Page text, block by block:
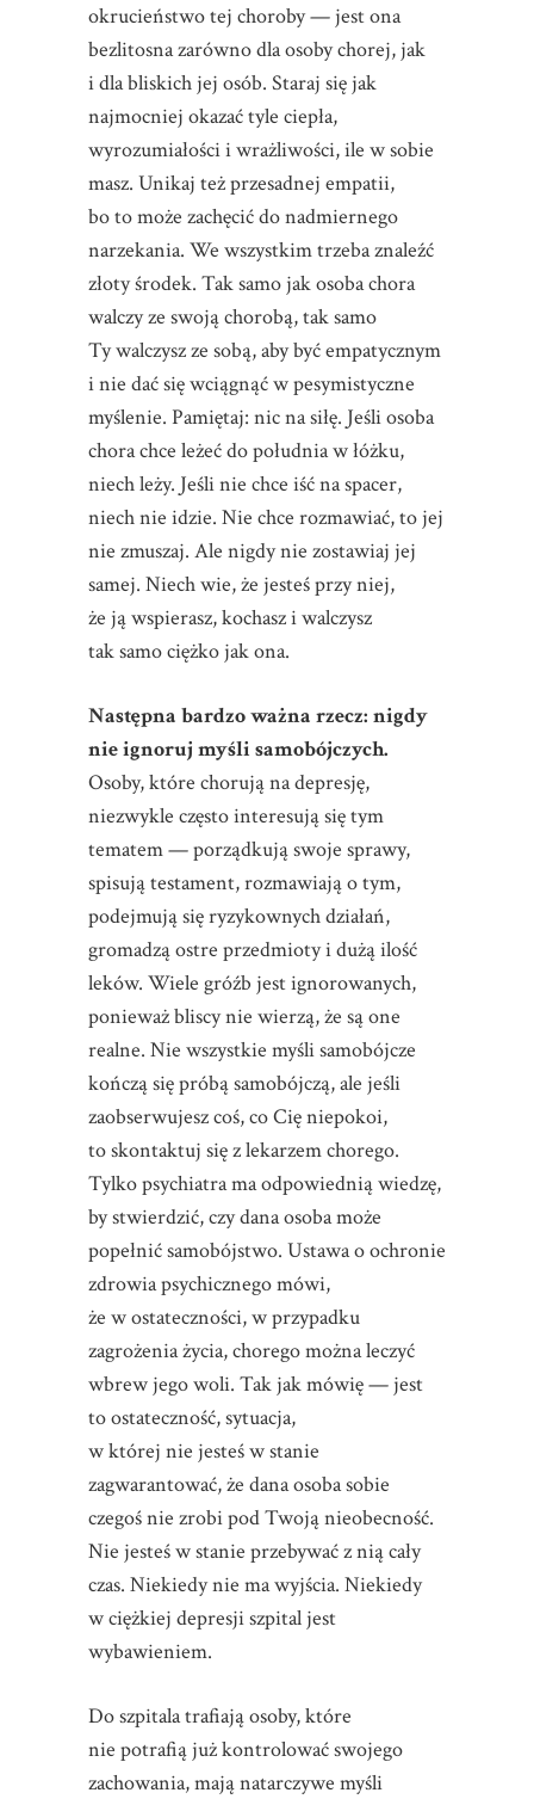
okrucieństwo tej choroby — jest ona
bezlitosna zarówno dla osoby chorej, jak
i dla bliskich jej osób. Staraj się jak
najmocniej okazać tyle ciepła,
wyrozumiałości i wrażliwości, ile w sobie
masz. Unikaj też przesadnej empatii,
bo to może zachęcić do nadmiernego
narzekania. We wszystkim trzeba znaleźć
złoty środek. Tak samo jak osoba chora
walczy ze swoją chorobą, tak samo
Ty walczysz ze sobą, aby być empatycznym
i nie dać się wciągnąć w pesymistyczne
myślenie. Pamiętaj: nic na siłę. Jeśli osoba
chora chce leżeć do południa w łóżku,
niech leży. Jeśli nie chce iść na spacer,
niech nie idzie. Nie chce rozmawiać, to jej
nie zmuszaj. Ale nigdy nie zostawiaj jej
samej. Niech wie, że jesteś przy niej,
że ją wspierasz, kochasz i walczysz
tak samo ciężko jak ona.
Następna bardzo ważna rzecz: nigdy
nie ignoruj myśli samobójczych.
Osoby, które chorują na depresję,
niezwykle często interesują się tym
tematem — porządkują swoje sprawy,
spisują testament, rozmawiają o tym,
podejmują się ryzykownych działań,
gromadzą ostre przedmioty i dużą ilość
leków. Wiele gróźb jest ignorowanych,
ponieważ bliscy nie wierzą, że są one
realne. Nie wszystkie myśli samobójcze
kończą się próbą samobójczą, ale jeśli
zaobserwujesz coś, co Cię niepokoi,
to skontaktuj się z lekarzem chorego.
Tylko psychiatra ma odpowiednią wiedzę,
by stwierdzić, czy dana osoba może
popełnić samobójstwo. Ustawa o ochronie
zdrowia psychicznego mówi,
że w ostateczności, w przypadku
zagrożenia życia, chorego można leczyć
wbrew jego woli. Tak jak mówię — jest
to ostateczność, sytuacja,
w której nie jesteś w stanie
zagwarantować, że dana osoba sobie
czegoś nie zrobi pod Twoją nieobecność.
Nie jesteś w stanie przebywać z nią cały
czas. Niekiedy nie ma wyjścia. Niekiedy
w ciężkiej depresji szpital jest
wybawieniem.
Do szpitala trafiają osoby, które
nie potrafią już kontrolować swojego
zachowania, mają natarczywe myśli